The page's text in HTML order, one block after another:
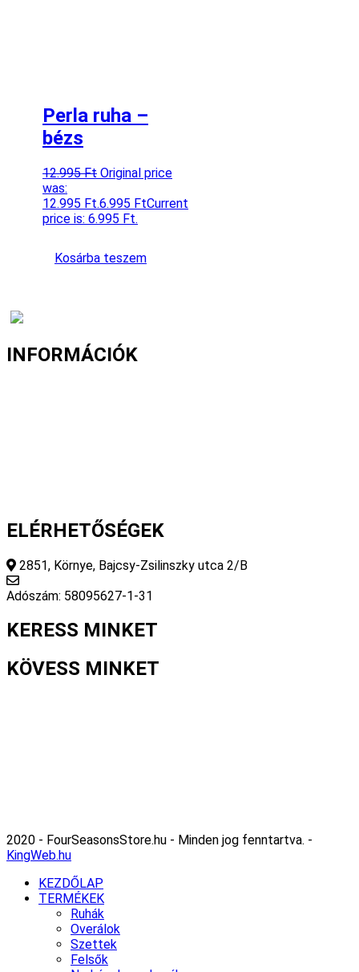
Perla ruha –
bézs
12.995Ft Original price
was:
12.995 Ft.6.995 FtCurrent
price is: 6.995 Ft.
Kosárba teszem
INFORMÁCIÓK
ELÉRHETŐSÉGEK
2851, Környe, Bajcsy-Zsilinszky utca 2/B
Adószám: 58095627-1-31
KERESS MINKET
KÖVESS MINKET
2020 - FourSeasonsStore.hu - Minden jog fenntartva. -
KingWeb.hu
KEZDŐLAP
TERMÉKEK
Ruhák
Overálok
Szettek
Felsők